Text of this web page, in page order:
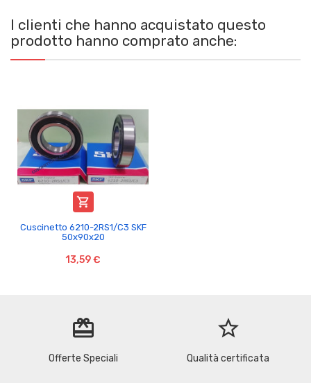
I clienti che hanno acquistato questo
prodotto hanno comprato anche:

Cuscinetto 6210-2RS1/C3 SKF
50x90x20
13,59 €
redeem
Offerte Speciali
star_border
Qualità certificata